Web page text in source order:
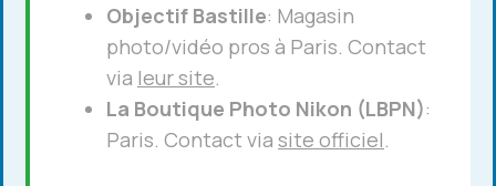
Objectif Bastille: Magasin
photo/vidéo pros à Paris. Contact
via leur site.
La Boutique Photo Nikon (LBPN):
Paris. Contact via site officiel.